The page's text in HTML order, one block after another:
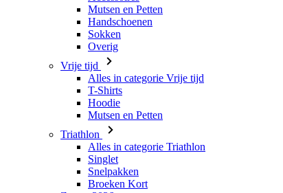
Vrije tijd
Alles in categorie Vrije tijd
T-Shirts
Hoodie
Mutsen en Petten
Triathlon
Alles in categorie Triathlon
Singlet
Snelpakken
Broeken Kort
Zomer 2026
Team replica's
Speciale edities
Opruiming
Waardebonnen